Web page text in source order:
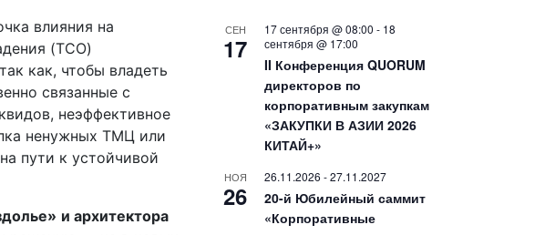
влияния на
(TCO)
как, чтобы владеть
связанные с
неэффективное
ненужных ТМЦ или
пути к устойчивой
и архитектора
СЕН
17
17 сентября @ 08:00 - 18
сентября @ 17:00
II Конференция QUORUM
директоров по
корпоративным закупкам
«ЗАКУПКИ В АЗИИ 2026
КИТАЙ+»
НОЯ
26
26.11.2026 -27.11.2027
20-й Юбилейный саммит
«Корпоративные